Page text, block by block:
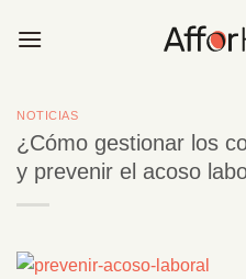
NOTICIAS
¿Cómo gestionar los
y prevenir el acoso